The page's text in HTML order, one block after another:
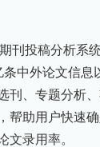
刊投稿分析系
条中外论文信息
刊、专题分析
帮助用户快速
文录用率。